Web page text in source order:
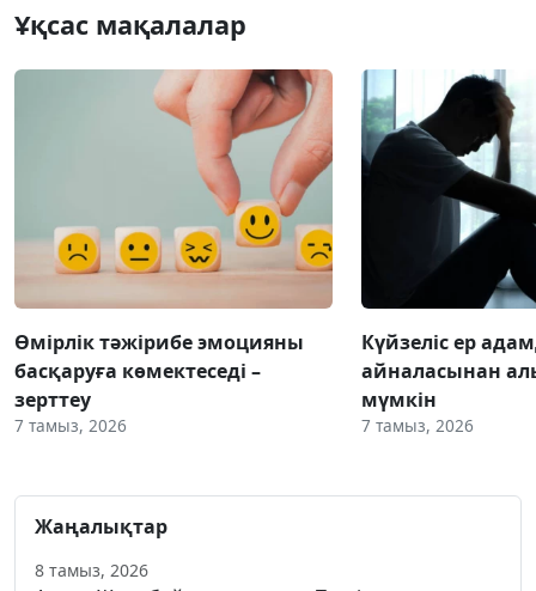
Ұқсас мақалалар
Өмірлік тәжірибе эмоцияны
басқаруға көмектеседі –
зерттеу
7 тамыз, 2026
Күйзеліс ер
айналасынан
мүмкін
7 тамыз, 2026
Жаңалықтар
8 тамыз, 2026